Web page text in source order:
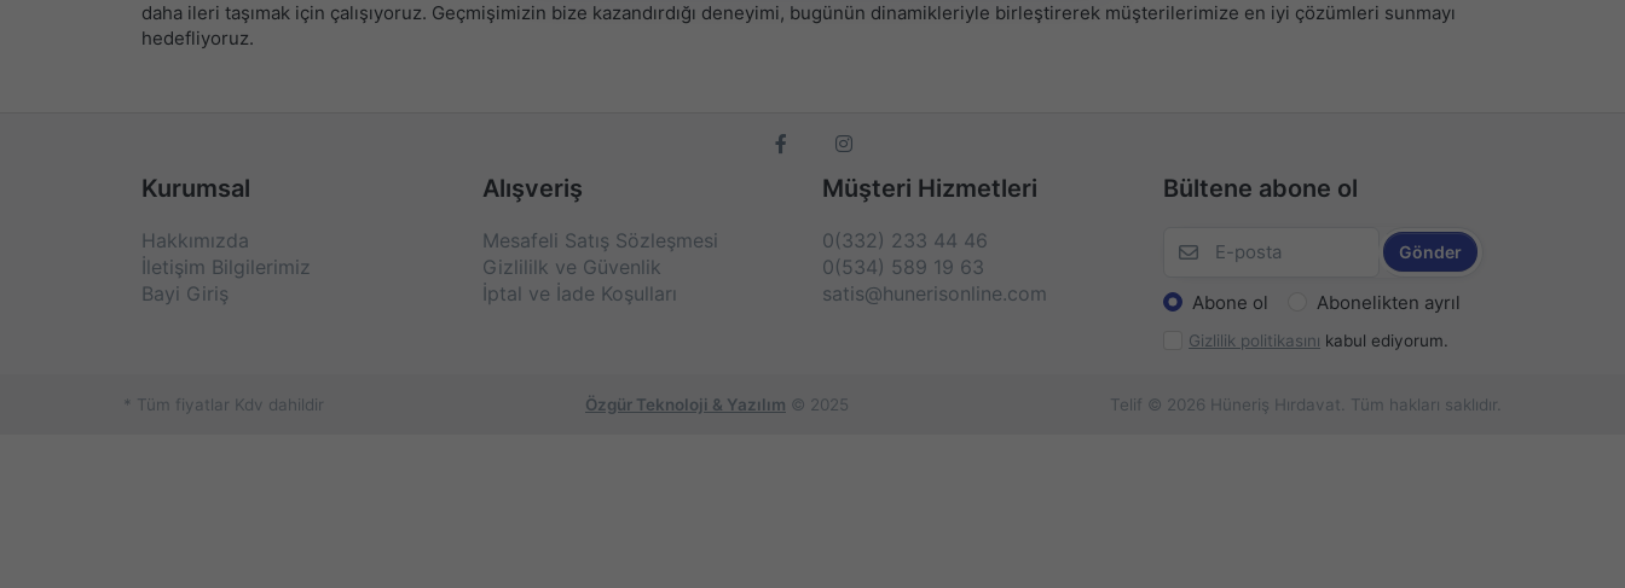
daha ileri taşımak için çalışıyoruz. Geçmişimizin bize kazandırdığı deneyimi, bugünün dinamikleriyle birleştirerek müşterilerimize en iyi çözümleri sunmayı
hedefliyoruz.
Kurumsal
Hakkımızda
İletişim Bilgilerimiz
Bayi Giriş
Alışveriş
Mesafeli Satış Sözleşmesi
Gizlililk ve Güvenlik
İptal ve İade Koşulları
Müşteri Hizmetleri
0(332) 233 44 46
0(534) 589 19 63
satis@hunerisonline.com
Bültene abone ol
Gönder
Abone ol Abonelikten ayrıl
Gizlilik politikasını kabul ediyorum.
* Tüm fiyatlar Kdv dahildir Özgür Teknoloji & Yazılım © 2025 Telif © 2026 Hüneriş Hırdavat. Tüm hakları saklıdır.